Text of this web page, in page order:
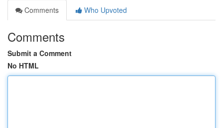
Comments
Who Upvoted
Comments
Submit a Comment
No HTML